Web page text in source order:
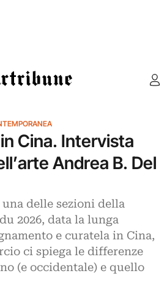
Cina. Intervista
Andrea B. Del
delle sezioni della
2026, data la lunga
e curatela in Cina,
ci spiega le differenze
(e occidentale) e quello